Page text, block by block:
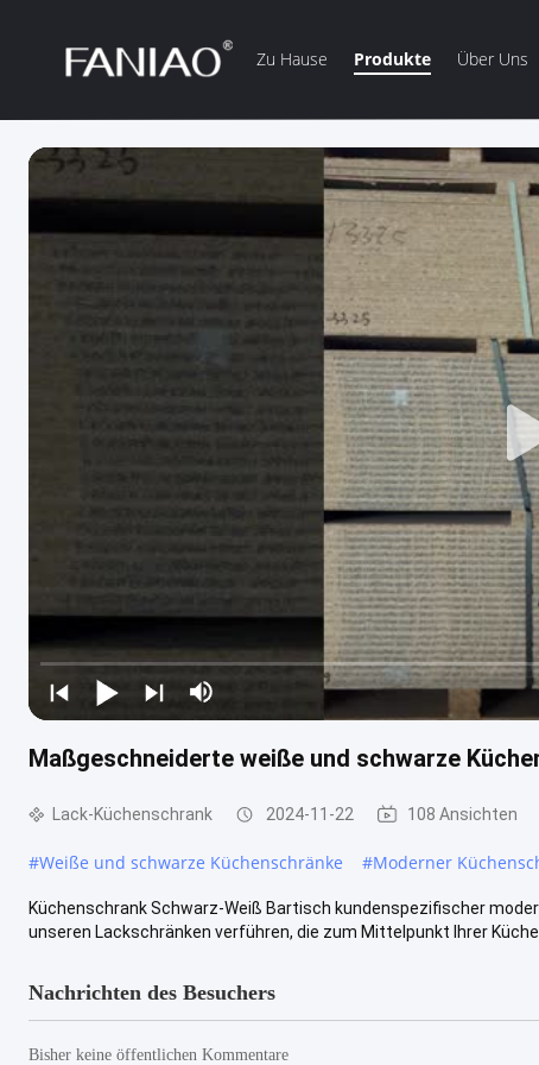
Zu Hause Produkte Über Uns
Maßgeschneiderte weiße und schwarze
Lack-Küchenschrank 2024-11-22 108 Ansichten
#Weiße und schwarze Küchenschränke #Moderner
Küchenschrank Schwarz-Weiß Bartisch kundenspezifischer
unseren Lackschränken verführen, die zum Mittelpunkt Ihrer Küche
Nachrichten des Besuchers
Bisher keine öffentlichen Kommentare